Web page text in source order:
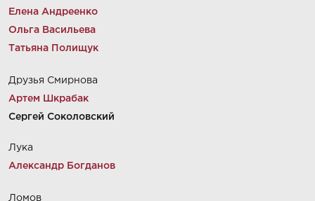
Елена Андреенко
Ольга Васильева
Татьяна Полищук
Друзья Смирнова
Артем Шкрабак
Сергей Соколовский
Лука
Александр Богданов
Ломов